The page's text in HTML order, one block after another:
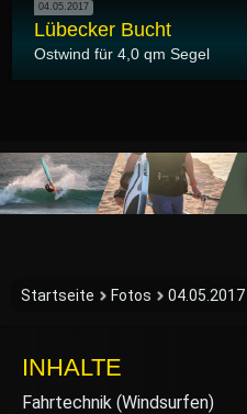
04.05.2017
Lübecker Bucht
Ostwind für 4,0 qm Segel
Startseite Fotos
INHALTE
Fahrtechnik (Windsurfen)